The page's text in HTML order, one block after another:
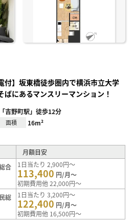
付】坂東橋徒歩圏内で横浜市立大学
にあるマンスリーマンション！
吉野町駅」徒歩12分
面積 16m²
月額目安
合
1日当たり 2,900円～
113,400 円/月～
初期費用他 22,000円～
総
1日当たり 3,200円～
122,400 円/月～
初期費用他 16,500円～